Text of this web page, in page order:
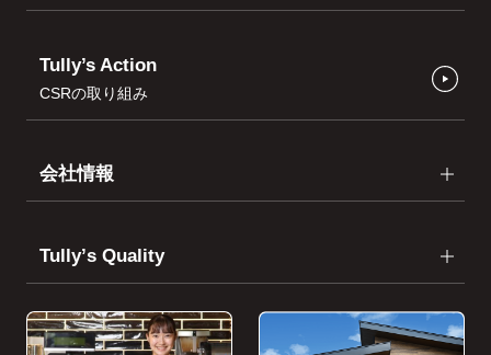
Tully’s Action
CSRの取り組み
会社情報
Tullyʼs Quality